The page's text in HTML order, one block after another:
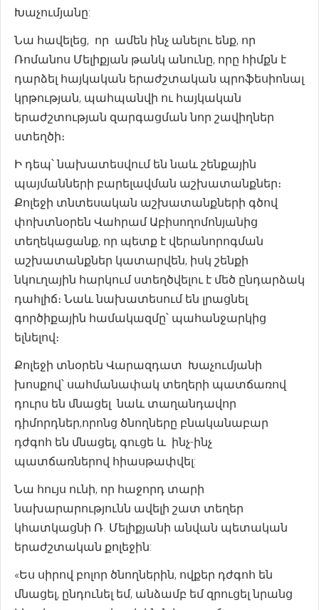
Խաչումյանը:
Նա հավելեց, որ ամեն ինչ անելու ենք, որ
Ռոմանոս Մելիքյան թանկ անունը, որը հիմքն է
դարձել հայկական երաժշտական պրոֆեսիոնալ
կրթության, պահպանվի ու հայկական
երաժշտության զարգացման նոր շավիղներ
ստեղծի։
Ի դեպ՝ նախատեսվում են նաև շենքային
պայմանների բարելավման աշխատանքներ։
Քոլեջի տնտեսական աշխատանքների գծով
փոխտնօրեն Վահրամ Աբիսողոմոնյանից
տեղեկացանք, որ պետք է վերանորոգման
աշխատանքներ կատարվեն, իսկ շենքի
նկուղային հարկում ստեղծվելու է մեծ ընդարձակ
դահլիճ։ Նաև նախատեսում են լրացնել
գործիքային համակազմը՝ պահանջարկից
ելնելով։
Քոլեջի տնօրեն Վարազդատ Խաչումյանի
խոսքով՝ սահմանափակ տեղերի պատճառով
դուրս են մնացել նաև տաղանդավոր
դիմորդներ,որոնց ծնողները բնականաբար
դժգոհ են մնացել, գուցե և ինչ-ինչ
պատճառներով հիասթափվել:
Նա հույս ունի, որ հաջորդ տարի
նախարարությունն ավելի շատ տեղեր
կհատկացնի Ռ. Մելիքյանի անվան պետական
երաժշտական քոլեջին:
«Ես սիրով բոլոր ծնողներին, ովքեր դժգոհ են
մնացել, ընդունել եմ, անձամբ եմ զրուցել նրանց